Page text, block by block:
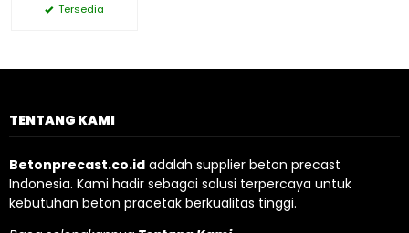
Tersedia
TENTANG KAMI
Betonprecast.co.id adalah supplier beton precast
Indonesia. Kami hadir sebagai solusi terpercaya untuk
kebutuhan beton pracetak berkualitas tinggi.